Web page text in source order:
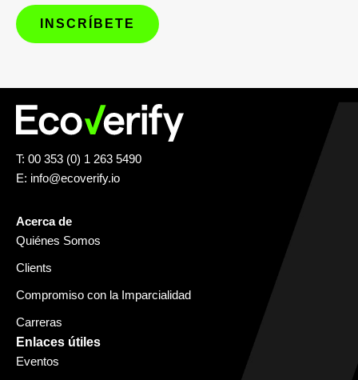
T: 00 353 (0) 1 263 5490
E: info@ecoverify.io
Acerca de
Quiénes Somos
Clients
Compromiso con la Imparcialidad
Carreras
Enlaces útiles
Eventos